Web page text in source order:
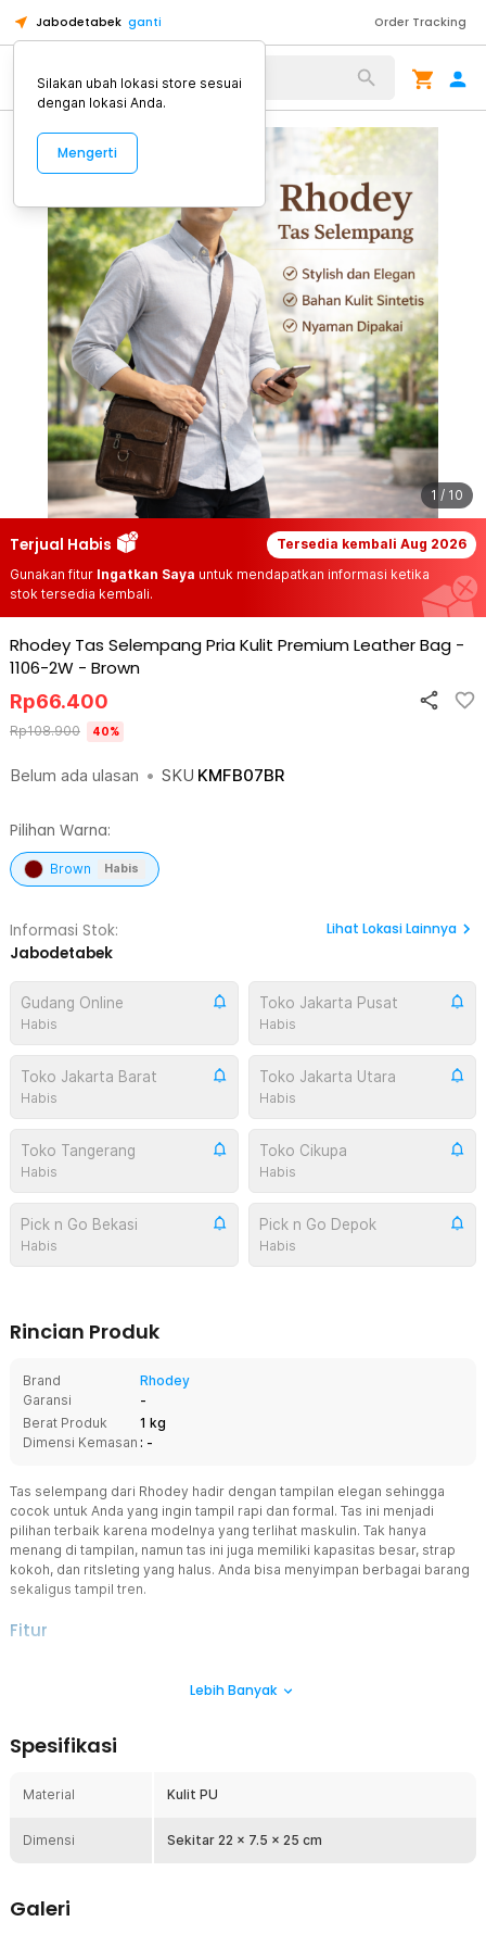
Jabodetabek ganti Order Tracking
Alat Kopi
1 / 10
Terjual Habis Tersedia kembali Aug 2026
Gunakan fitur Ingatkan Saya untuk mendapatkan informasi ketika
stok tersedia kembali.
Rhodey Tas Selempang Pria Kulit Premium Leather Bag -
1106-2W - Brown
Belum ada ulasan • SKU KMFB07BR
Rp66.400
Rp108.900 40%
Pilihan Warna:
Brown Habis
Informasi Stok:
Jabodetabek
Lihat Lokasi Lainnya
Gudang Online
Habis
Toko Jakarta Pusat
Habis
Toko Jakarta Barat
Habis
Toko Jakarta Utara
Habis
Toko Tangerang
Habis
Toko Cikupa
Habis
Pick n Go Bekasi
Habis
Pick n Go Depok
Habis
Rincian Produk
Brand
Rhodey
Garansi
-
Berat Produk
1 kg
Dimensi Kemasan : -
Tas selempang dari Rhodey hadir dengan tampilan elegan sehingga
cocok untuk Anda yang ingin tampil rapi dan formal. Tas ini menjadi
pilihan terbaik karena modelnya yang terlihat maskulin. Tak hanya
menang di tampilan, namun tas ini juga memiliki kapasitas besar, strap
kokoh, dan ritsleting yang halus. Anda bisa menyimpan berbagai barang
sekaligus tampil tren.
Fitur
Memiliki kapasitas yang besar sehingga dompet, smartphone,
barang-barang Anda serta memudahkan Anda untuk membawanya
saja tidak full sampai bawah, namun hanya setengahnya saja.
Bahan tas selempang ini dibalut dengan kulit PU premium.
kalah dari brand lokal lainnya.
Lebih Banyak
Spesifikasi
Material Kulit PU
Dimensi Sekitar 22 x 7.5 x 25 cm
Galeri
Silakan ubah lokasi store sesuai
dengan lokasi Anda.
Mengerti